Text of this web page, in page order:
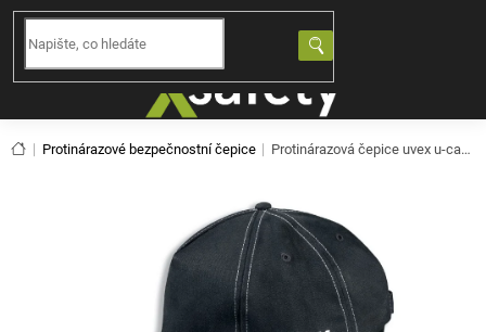
Přejít
obsah
Domů
Protinárazové bezpečnostní čepice Protinárazová čepice uvex u-cap sport 9794400 černá (52-54)